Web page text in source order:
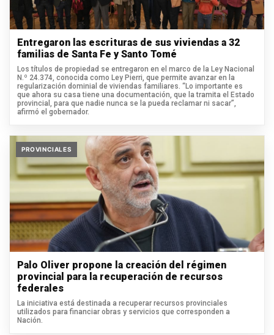
Entregaron las escrituras de sus viviendas a 32
familias de Santa Fe y Santo Tomé
Los títulos de propiedad se entregaron en el marco de la Ley Nacional
N.º 24.374, conocida como Ley Pierri, que permite avanzar en la
regularización dominial de viviendas familiares. “Lo importante es
que ahora su casa tiene una documentación, que la tramita el Estado
provincial, para que nadie nunca se la pueda reclamar ni sacar”,
afirmó el gobernador.
PROVINCIALES
Palo Oliver propone la creación del régimen
provincial para la recuperación de recursos
federales
La iniciativa está destinada a recuperar recursos provinciales
utilizados para financiar obras y servicios que corresponden a
Nación.